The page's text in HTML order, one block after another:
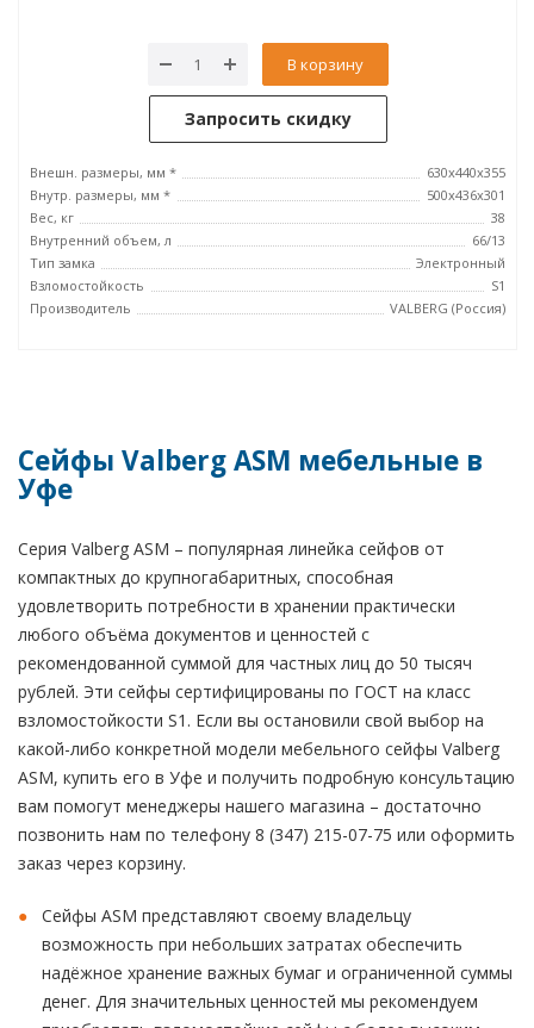
В корзину
Запросить скидку
Внешн. размеры, мм *
630x440x355
Внутр. размеры, мм *
500х436х301
Вес, кг
38
Внутренний объем, л
66/13
Тип замка
Электронный
Взломостойкость
S1
Производитель
VALBERG (Россия)
Сейфы Valberg ASM мебельные в
Уфе
Серия Valberg ASM – популярная линейка сейфов от
компактных до крупногабаритных, способная
удовлетворить потребности в хранении практически
любого объёма документов и ценностей с
рекомендованной суммой для частных лиц до 50 тысяч
рублей. Эти сейфы сертифицированы по ГОСТ на класс
взломостойкости S1. Если вы остановили свой выбор на
какой-либо конкретной модели мебельного сейфы Valberg
ASM, купить его в Уфе и получить подробную консультацию
вам помогут менеджеры нашего магазина – достаточно
позвонить нам по телефону 8 (347) 215-07-75 или оформить
заказ через корзину.
Сейфы ASM представляют своему владельцу
возможность при небольших затратах обеспечить
надёжное хранение важных бумаг и ограниченной суммы
денег. Для значительных ценностей мы рекомендуем